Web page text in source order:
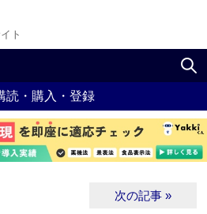
ト
読・購入・登録
次の記事 »